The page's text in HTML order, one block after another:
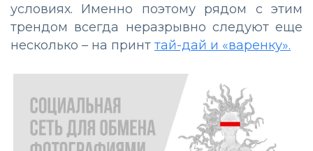
условиях. Именно поэтому рядом с этим
трендом всегда неразрывно следуют еще
несколько – на принт тай-дай и «варенку».